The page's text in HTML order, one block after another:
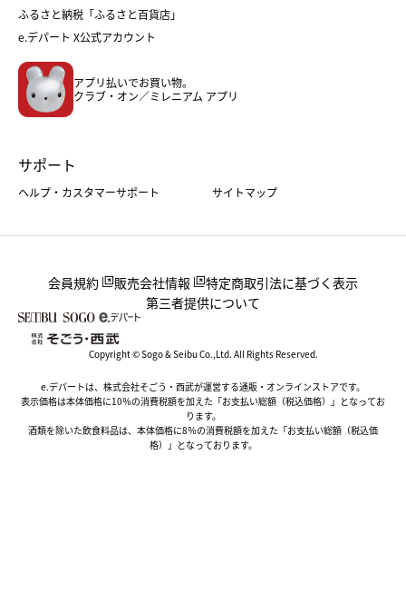
フード
ホーム・キッチン＆アート
ふるさと納税「ふるさと百貨店」
e.デパート X公式アカウント
アプリ払いでお買い物。
クラブ・オン／ミレニアム アプリ
サポート
ヘルプ・カスタマーサポート サイトマップ
会員規約 販売会社情報
特定商取引法に基づく表示
第三者提供について
Copyright © Sogo & Seibu Co.,Ltd. All Rights Reserved.
e.デパートは、株式会社そごう・西武が運営する通販・オンラインストアです。
表示価格は本体価格に10％の消費税額を加えた「お支払い総額（税込価格）」となってお
ります。
酒類を除いた飲食料品は、本体価格に8％の消費税額を加えた「お支払い総額（税込価
格）」となっております。